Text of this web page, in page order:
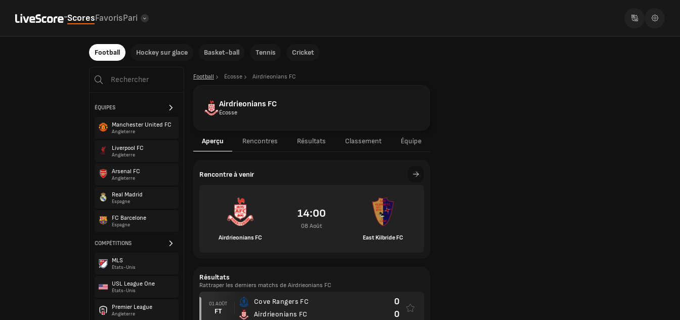
ScoresFavorisPari
Football Hockey sur glace Basket-ball Tennis Cricket
ÉQUIPES
Manchester United FC
Angleterre
Liverpool FC
Angleterre
Arsenal FC
Angleterre
Real Madrid
Espagne
FC Barcelone
Espagne
COMPÉTITIONS
MLS
États-Unis
USL League One
États-Unis
Premier League
Angleterre
Football Écosse Airdrieonians FC
Airdrieonians FC
Écosse
Aperçu Rencontres Résultats Classement Équipe
Rencontre à venir
Airdrieonians FC
14:00
08 Août
East Kilbride FC
Résultats
Rattraper les derniers matchs de Airdrieonians FC
01 AOÛT
FT
Cove Rangers FC
Airdrieonians FC
0
0